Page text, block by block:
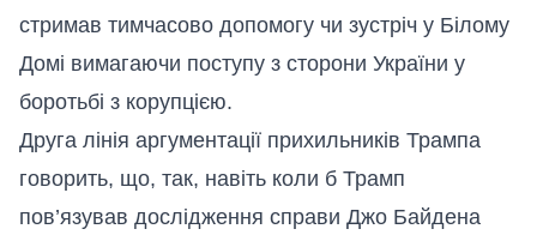
стримав тимчасово допомогу чи зустріч у Білому
Домі вимагаючи поступу з сторони України у
боротьбі з корупцією.
Друга лінія аргументації прихильників Трампа
говорить, що, так, навіть коли б Трамп
пов’язував дослідження справи Джо Байдена